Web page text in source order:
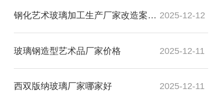
钢化艺术玻璃加工生产厂家改造案例图 2025-12-12
玻璃钢造型艺术品厂家价格 2025-12-11
西双版纳玻璃厂家哪家好 2025-12-11